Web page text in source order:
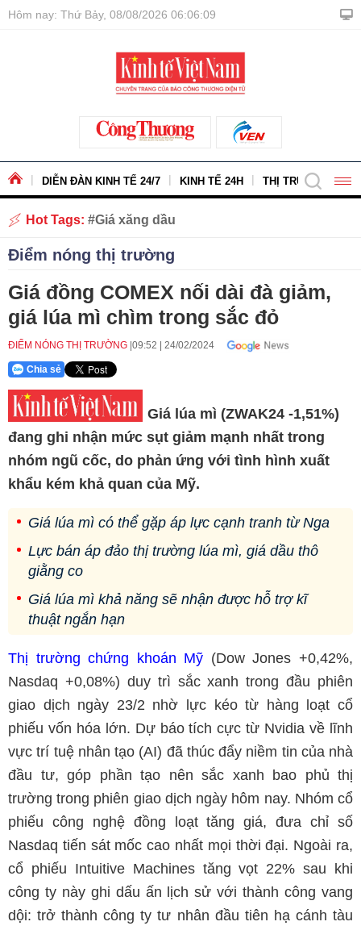
Hôm nay: Thứ Bảy, 08/08/2026 06:06:10
DIỄN ĐÀN KINH TẾ 24/7 KINH TẾ 24H THỊ TRƯỜNG -
Hot Tags: Giá xăng dầu
Điểm nóng thị trường
Giá đồng COMEX nối dài đà giảm,
giá lúa mì chìm trong sắc đỏ
ĐIỂM NÓNG THỊ TRƯỜNG 09:52 24/02/2024
Chia sẻ
Giá lúa mì (ZWAK24 -1,51%)
đang ghi nhận mức sụt giảm mạnh nhất trong
nhóm ngũ cốc, do phản ứng với tình hình xuất
khẩu kém khả quan của Mỹ.
Giá lúa mì có thể gặp áp lực cạnh tranh từ Nga
Lực bán áp đảo thị trường lúa mì, giá dầu thô
giằng co
Giá lúa mì khả năng sẽ nhận được hỗ trợ kĩ
thuật ngắn hạn
Thị trường chứng khoán Mỹ (Dow Jones +0,42%,
Nasdaq +0,08%) duy trì sắc xanh trong đầu phiên
giao dịch ngày 23/2 nhờ lực kéo từ hàng loạt cổ
phiếu vốn hóa lớn. Dự báo tích cực từ Nvidia về lĩnh
vực trí tuệ nhân tạo (AI) đã thúc đẩy niềm tin của nhà
đầu tư, góp phần tạo nên sắc xanh bao phủ thị
trường trong phiên giao dịch ngày hôm nay. Nhóm cổ
phiếu công nghệ đồng loạt tăng giá, đưa chỉ số
Nasdaq tiến sát mốc cao nhất mọi thời đại. Ngoài ra,
cổ phiếu Intuitive Machines tăng vọt 22% sau khi
công ty này ghi dấu ấn lịch sử với thành công vang
dội: trở thành công ty tư nhân đầu tiên hạ cánh tàu